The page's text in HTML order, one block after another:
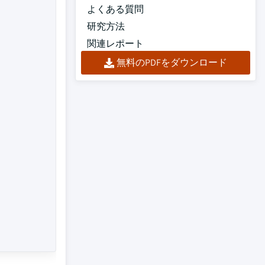
よくある質問
研究方法
関連レポート
無料のPDFをダウンロード